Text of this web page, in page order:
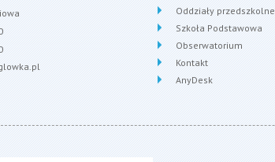
Oddziały przedszkolne
Szkoła Podstawowa
Obserwatorium
Kontakt
AnyDesk